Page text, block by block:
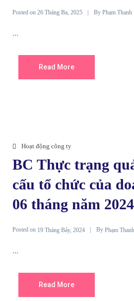
Posted on 26 Tháng Ba, 2025 By Phạm Thanh
...
Read More
Hoạt động công ty
BC Thực trạng
cấu tổ chức của
06 tháng năm 2024
Posted on 19 Tháng Bảy, 2024 By Phạm Thanh
...
Read More